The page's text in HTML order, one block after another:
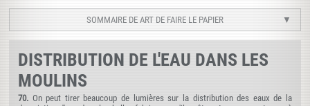
SOMMAIRE DE ART DE FAIRE LE PAPIER
DISTRIBUTION DE L'EAU DANS LES
MOULINS
70. On peut tirer beaucoup de lumières sur la distribution des eaux de la